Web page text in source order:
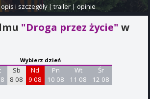
opis i szczegóły|trailer |opinie
"Droga przez życie" w
Wybierz dzień
Sb
8 08
Nd
9 08
Pn
10 08
Wt
11 08
Śr
12 08